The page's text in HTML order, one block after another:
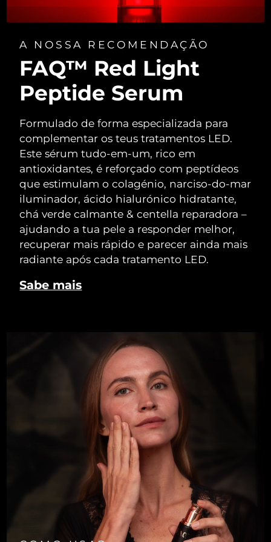
A NOSSA RECOMENDAÇÃO
FAQ™ Red Light
Peptide Serum
Formulado de forma especializada para
complementar os teus tratamentos LED.
Este sérum tudo-em-um, rico em
antioxidantes, é reforçado com peptídeos
que estimulam o colagénio, narciso-do-mar
iluminador, ácido hialurónico hidratante,
chá verde calmante & centella reparadora –
ajudando a tua pele a responder melhor,
recuperar mais rápido e parecer ainda mais
radiante após cada tratamento LED.
Sabe mais